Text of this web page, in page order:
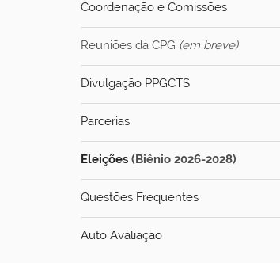
Coordenação e Comissões
Reuniões da CPG (em breve)
Divulgação PPGCTS
Parcerias
Eleições (Biênio 2026-2028)
Questões Frequentes
Auto Avaliação